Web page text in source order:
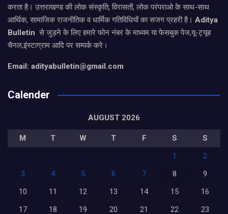
करता है। उत्तराखण्ड की लोक संस्कृति, विरासतों, लोक परंपराओ के साथ-साथ
आर्थिक, सामाजिक राजनीतिक व धार्मिक गतिविधियों का सजग प्रहरी है। Aditya
Bulletin से जुड़ने के लिए हमारे फोन नंबर के माध्यम या फेसबुक पेज,यू-ट्यूब
चैनल,इंस्टाग्राम आदि पर सम्पर्क करे।
Email: adityabulletin@gmail.com
Calender
AUGUST 2026
M T W T F S
S
1
2
3
4 5 6 7 8
9
10
11 12 13 14 15
16
17
18 19 20 21 22 23